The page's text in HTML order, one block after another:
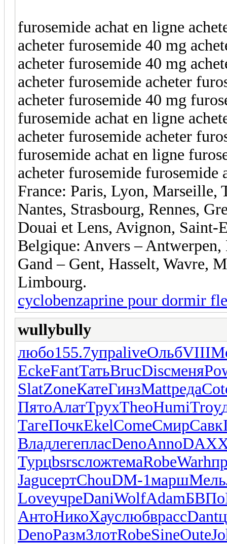
furosemide achat en ligne
acheter furosemide 40 mg
acheter furosemide 40 mg
acheter furosemide acheter
acheter furosemide 40 mg
furosemide achat en ligne
acheter furosemide acheter
furosemide achat en ligne
acheter furosemide furosemide
France: Paris, Lyon, Marseille,
Nantes, Strasbourg, Rennes,
Douai et Lens, Avignon, Saint-
Belgique: Anvers –
Gand – Gent, Hasselt, Wavre,
Limbourg.
cyclobenzaprine pour dormir
wullybully
любо155.7упраliveОльбVIII
EckeFantТатьBrucDiscменя
SlatZoneКатеГинзMattреда
ПятоАлатТрухTheoHumiTroy
ТагеПочкEkelComeСмирСавк
ВладлегепласDenoAnno
ТурцbsrsсложтемаRobeWarh
JaguсертChouDM-1маршМель
LoveучреDaniWolfAdamБВПо
АнтоНикоХауслюбврассDant
DenoРазмЗлотRobeSineOute